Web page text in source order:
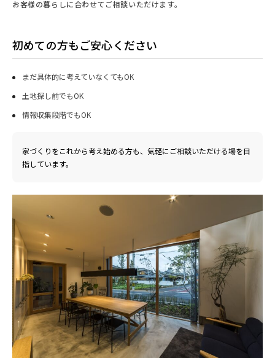
お客様の暮らしに合わせてご相談いただけます。
初めての方もご安心ください
まだ具体的に考えていなくてもOK
土地探し前でもOK
情報収集段階でもOK
家づくりをこれから考え始める方も、気軽にご相談いただける場を目
指しています。